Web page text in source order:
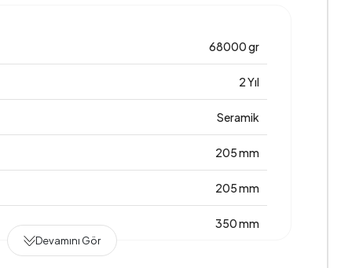
68000 gr
2 Yıl
Seramik
205 mm
205 mm
350 mm
Devamını Gör